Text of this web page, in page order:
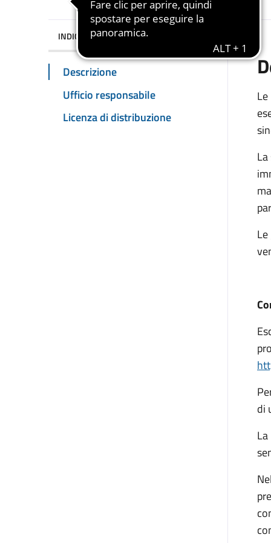
INDICE DELLA PAGINA
Descrizione
Ufficio responsabile
Licenza di distribuzione
di